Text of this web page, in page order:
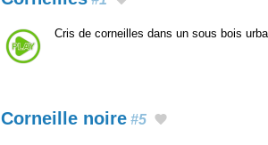
Cris de corneilles dans un sous bois
Corneille noire #5